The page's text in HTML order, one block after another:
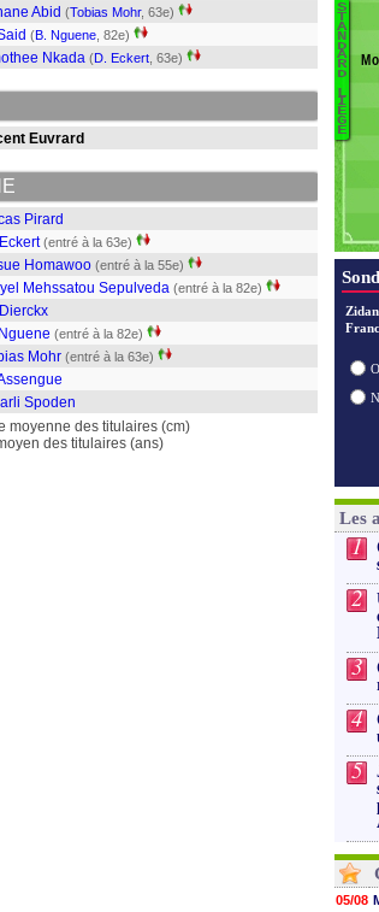
Abid (Tobias Mohr, 63e)
(B. Nguene , 82e)
Nkada (D. Eckert , 63e)
Euvrard
Pirard
(entré à la 63e)
Homawoo (entré à la 55e)
Mehssatou Sepulveda (entré à la 82e)
(entré à la 82e)
Mohr (entré à la 63e)
Spoden
moyenne des titulaires (cm)
des titulaires (ans)
S
T
A
N
D
A
R
D
L
I
È
G
E
Les
1
2
3
4
5
05/08